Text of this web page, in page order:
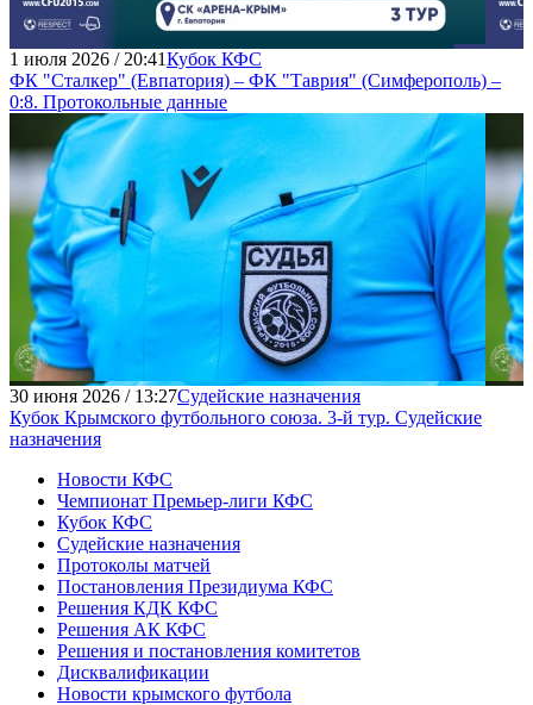
1 июля 2026 / 20:41Кубок КФС
ФК "Сталкер" (Евпатория) – ФК "Таврия" (Симферополь) –
0:8. Протокольные данные
30 июня 2026 / 13:27Судейские назначения
Кубок Крымского футбольного союза. 3-й тур. Судейские
назначения
Новости КФС
Чемпионат Премьер-лиги КФС
Кубок КФС
Судейские назначения
Протоколы матчей
Постановления Президиума КФС
Решения КДК КФС
Решения АК КФС
Решения и постановления комитетов
Дисквалификации
Новости крымского футбола